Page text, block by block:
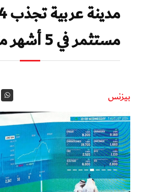
أحدث الأخبار
سوالف الدار
في المرمى
وثائقيات الخور
فن وثقافة
كوكب دبي
مستثمر في 5 أشهر متوترة
بيزنس